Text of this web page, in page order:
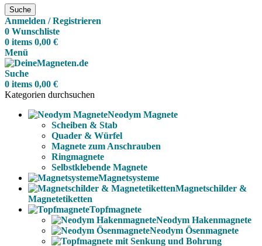
Suche
Anmelden / Registrieren
0 Wunschliste
0 items 0,00 €
Menü
Suche
0 items 0,00 €
Kategorien durchsuchen
Neodym Magnete
Scheiben & Stab
Quader & Würfel
Magnete zum Anschrauben
Ringmagnete
Selbstklebende Magnete
Magnetsysteme
Magnetschilder &
Magnetetiketten
Topfmagnete
Neodym Hakenmagnete
Neodym Ösenmagnete